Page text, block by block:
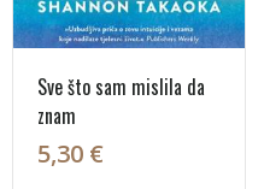
Sve što sam mislila da
znam
5,30 €